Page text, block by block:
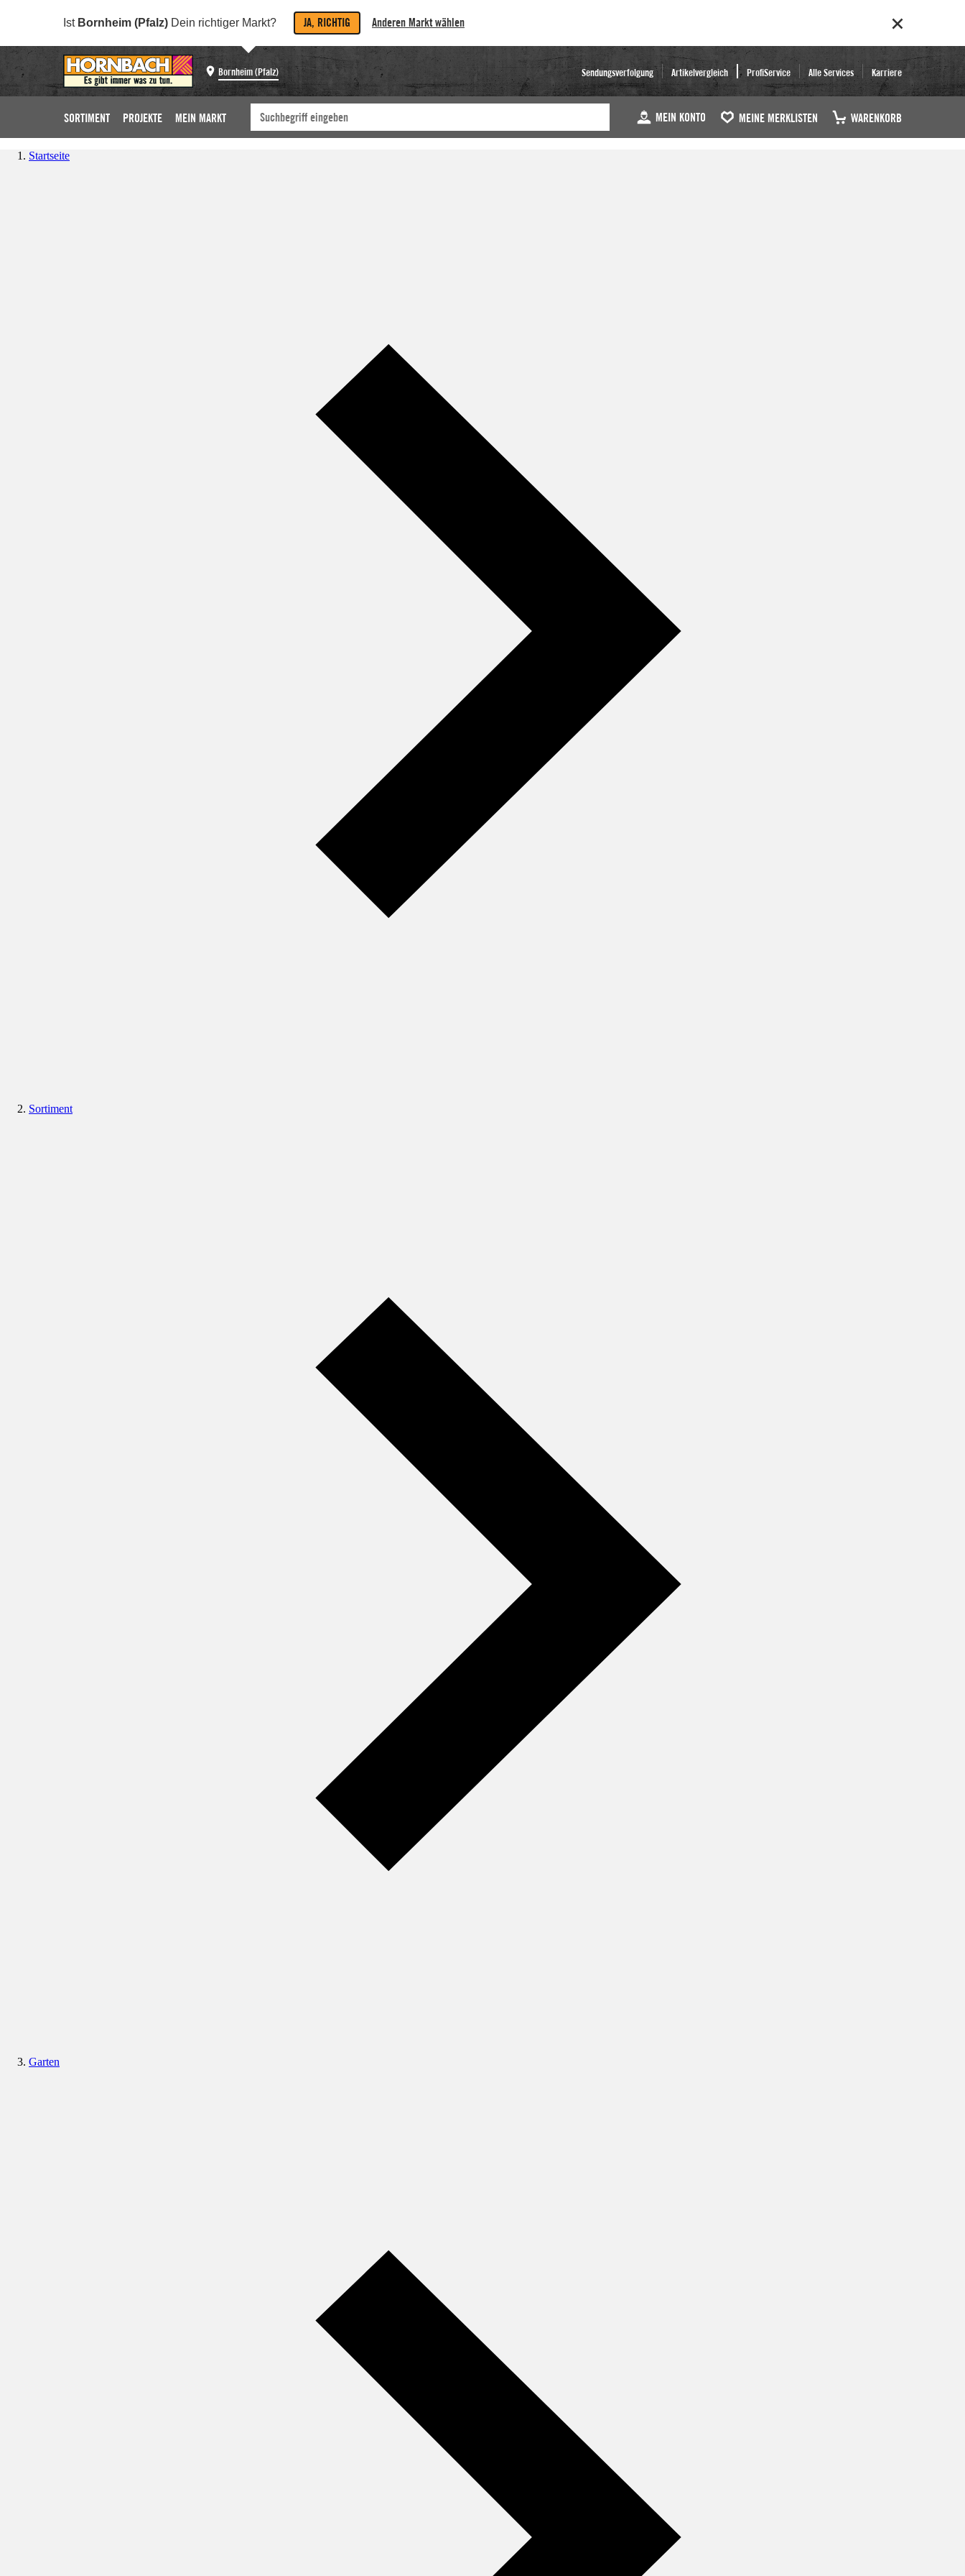
Ist Bornheim (Pfalz) Dein richtiger Markt? JA, RICHTIG Anderen Markt wählen
Bornheim (Pfalz) Sendungsverfolgung Artikelvergleich ProfiService Alle Services Karriere
SORTIMENT PROJEKTE MEIN MARKT MEIN KONTO MEINE MERKLISTEN WARENKORB
Startseite
Sortiment
Garten